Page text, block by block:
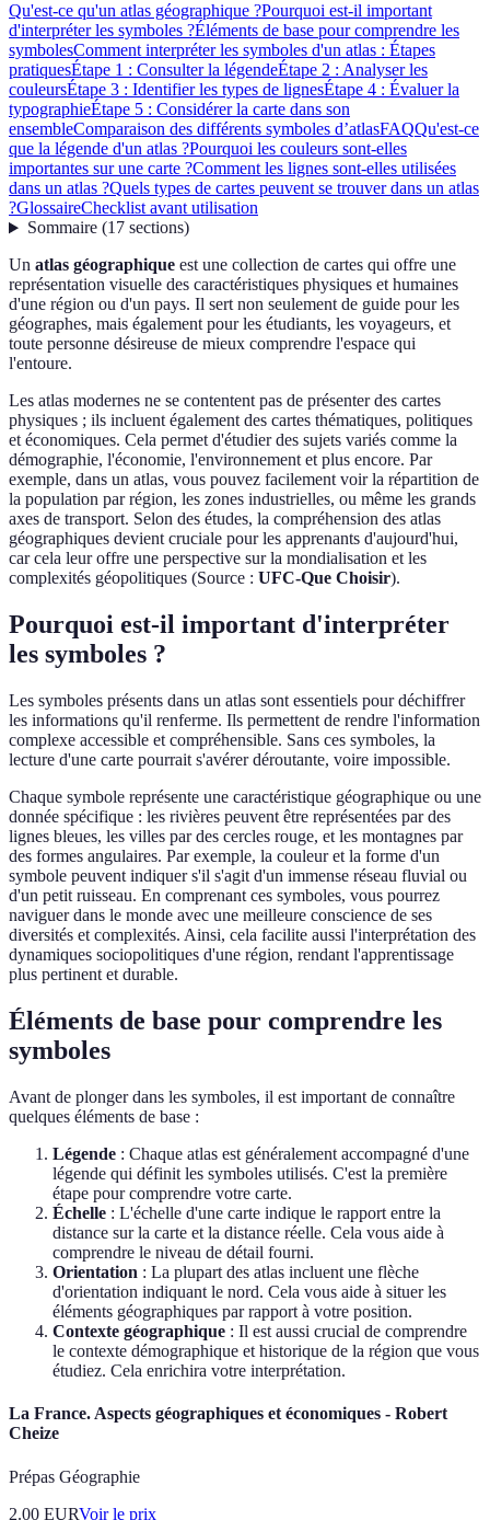
Qu'est-ce qu'un atlas géographique ?Pourquoi est-il important
d'interpréter les symboles ?Éléments de base pour comprendre les
symbolesComment interpréter les symboles d'un atlas : Étapes
pratiquesÉtape 1 : Consulter la légendeÉtape 2 : Analyser les
couleursÉtape 3 : Identifier les types de lignesÉtape 4 : Évaluer la
typographieÉtape 5 : Considérer la carte dans son
ensembleComparaison des différents symboles d’atlasFAQQu'est-ce
que la légende d'un atlas ?Pourquoi les couleurs sont-elles
importantes sur une carte ?Comment les lignes sont-elles utilisées
dans un atlas ?Quels types de cartes peuvent se trouver dans un atlas
?GlossaireChecklist avant utilisation
Sommaire(17 sections)
Un atlas géographique est une collection de cartes qui offre une
représentation visuelle des caractéristiques physiques et humaines
d'une région ou d'un pays. Il sert non seulement de guide pour les
géographes, mais également pour les étudiants, les voyageurs, et
toute personne désireuse de mieux comprendre l'espace qui
l'entoure.
Les atlas modernes ne se contentent pas de présenter des cartes
physiques ; ils incluent également des cartes thématiques, politiques
et économiques. Cela permet d'étudier des sujets variés comme la
démographie, l'économie, l'environnement et plus encore. Par
exemple, dans un atlas, vous pouvez facilement voir la répartition de
la population par région, les zones industrielles, ou même les grands
axes de transport. Selon des études, la compréhension des atlas
géographiques devient cruciale pour les apprenants d'aujourd'hui,
car cela leur offre une perspective sur la mondialisation et les
complexités géopolitiques (Source : UFC-Que Choisir).
Pourquoi est-il important d'interpréter
les symboles ?
Les symboles présents dans un atlas sont essentiels pour déchiffrer
les informations qu'il renferme. Ils permettent de rendre l'information
complexe accessible et compréhensible. Sans ces symboles, la
lecture d'une carte pourrait s'avérer déroutante, voire impossible.
Chaque symbole représente une caractéristique géographique ou une
donnée spécifique : les rivières peuvent être représentées par des
lignes bleues, les villes par des cercles rouge, et les montagnes par
des formes angulaires. Par exemple, la couleur et la forme d'un
symbole peuvent indiquer s'il s'agit d'un immense réseau fluvial ou
d'un petit ruisseau. En comprenant ces symboles, vous pourrez
naviguer dans le monde avec une meilleure conscience de ses
diversités et complexités. Ainsi, cela facilite aussi l'interprétation des
dynamiques sociopolitiques d'une région, rendant l'apprentissage
plus pertinent et durable.
Éléments de base pour comprendre les
symboles
Avant de plonger dans les symboles, il est important de connaître
quelques éléments de base :
Légende : Chaque atlas est généralement accompagné d'une
légende qui définit les symboles utilisés. C'est la première
étape pour comprendre votre carte.
Échelle : L'échelle d'une carte indique le rapport entre la
distance sur la carte et la distance réelle. Cela vous aide à
comprendre le niveau de détail fourni.
Orientation : La plupart des atlas incluent une flèche
d'orientation indiquant le nord. Cela vous aide à situer les
éléments géographiques par rapport à votre position.
Contexte géographique : Il est aussi crucial de comprendre
le contexte démographique et historique de la région que vous
étudiez. Cela enrichira votre interprétation.
La France. Aspects géographiques et économiques - Robert
Cheize
Prépas Géographie
2.00 EURVoir le prix